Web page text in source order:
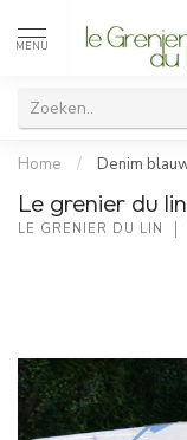
MENU
Home / Denim
Le grenier du
LE GRENIER DU LIN